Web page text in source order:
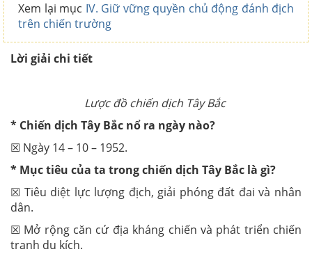
Xem lại mục IV. Giữ vững quyền chủ động đánh địch
trên chiến trường
Lời giải chi tiết
Lược đồ chiến dịch Tây Bắc
* Chiến dịch Tây Bắc nổ ra ngày nào?
☒ Ngày 14 – 10 – 1952.
* Mục tiêu của ta trong chiến dịch Tây Bắc là gì?
☒ Tiêu diệt lực lượng địch, giải phóng đất đai và nhân
dân.
☒ Mở rộng căn cứ địa kháng chiến và phát triển chiến
tranh du kích.